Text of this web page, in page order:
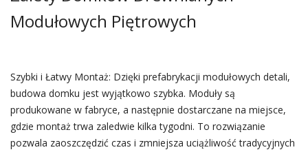
Modułowych Piętrowych
Szybki i Łatwy Montaż: Dzięki prefabrykacji modułowych detali,
budowa domku jest wyjątkowo szybka. Moduły są
produkowane w fabryce, a następnie dostarczane na miejsce,
gdzie montaż trwa zaledwie kilka tygodni. To rozwiązanie
pozwala zaoszczędzić czas i zmniejsza uciążliwość tradycyjnych